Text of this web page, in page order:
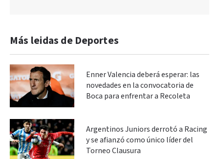
Más leidas de Deportes
Enner Valencia deberá esperar: las
novedades en la convocatoria de
Boca para enfrentar a Recoleta
Argentinos Juniors derrotó a Racing
y se afianzó como único líder del
Torneo Clausura